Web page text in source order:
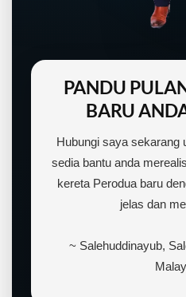
PANDU
BARU
Hubungi saya sekarang
sedia bantu anda
kereta Perodua baru
jelas dan
~ Salehuddinayub,